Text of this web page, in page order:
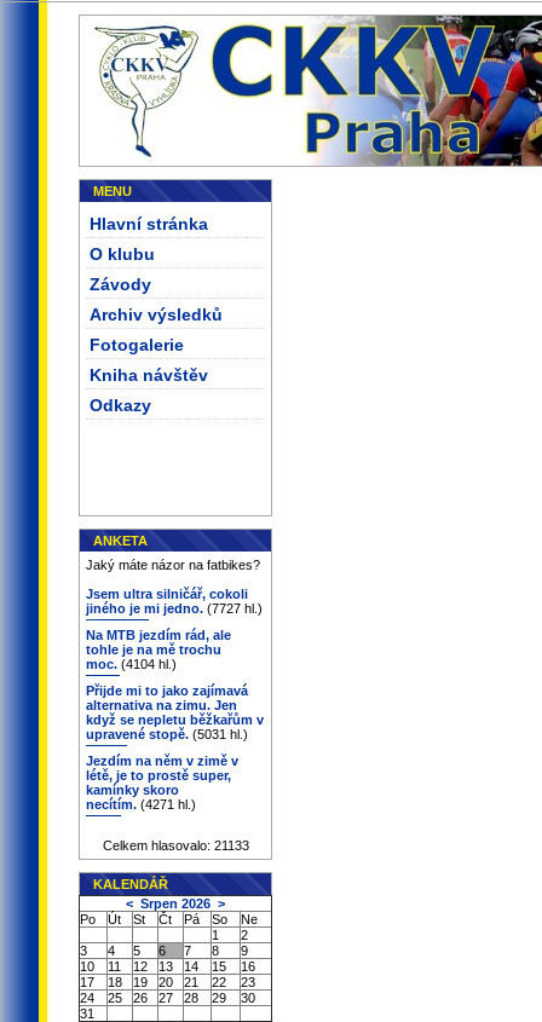
MENU
Hlavní stránka
O klubu
Závody
Archiv výsledků
Fotogalerie
Kniha návštěv
Odkazy
ANKETA
Jaký máte názor na fatbikes?
Jsem ultra silničář, cokoli
jiného je mi jedno. (7727 hl.)
Na MTB jezdím rád, ale
tohle je na mě trochu
moc. (4104 hl.)
Přijde mi to jako zajímavá
alternativa na zimu. Jen
když se nepletu běžkařům v
upravené stopě. (5031 hl.)
Jezdím na něm v zimě v
létě, je to prostě super,
kamínky skoro
necítím. (4271 hl.)
Celkem hlasovalo: 21133
KALENDÁŘ
< Srpen 2026 >
Po
Út St Čt Pá So
Ne
1
2
3
4 5 6 7 8
9
10
11 12 13 14 15
16
17
18 19 20 21 22
23
24
25 26 27 28 29
30
31